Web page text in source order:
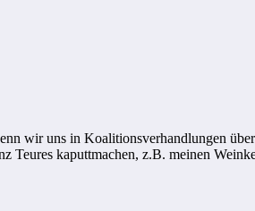
wir uns in Koalitionsverhandlungen über
Teures kaputtmachen, z.B. meinen